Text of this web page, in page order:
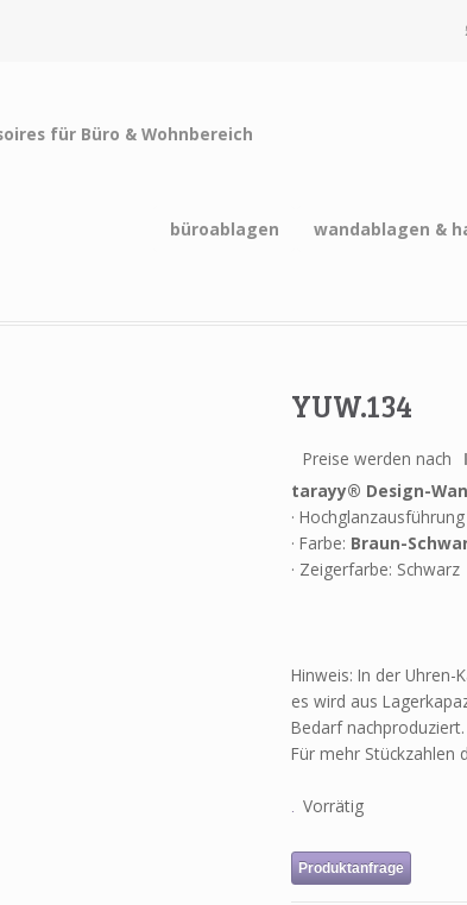
büroablagen wandablagen &
YUW.134
Preise werden nach
tarayy® Design-
· Hochglanzausführung
· Farbe: Braun-
· Zeigerfarbe: Schwarz
Hinweis: In der
es wird aus
Bedarf nachproduziert.
Für mehr Stückzahlen
Vorrätig
Produktanfrage